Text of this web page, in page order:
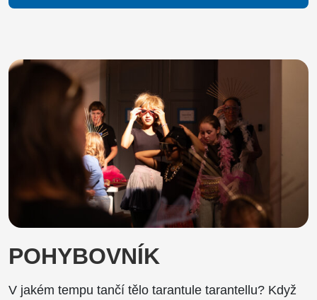
POHYBOVNÍK
V jakém tempu tančí tělo tarantule tarantellu? Když